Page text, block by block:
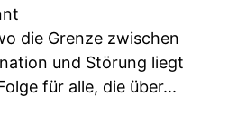
die Grenze zwischen
und Störung liegt
für alle, die über...